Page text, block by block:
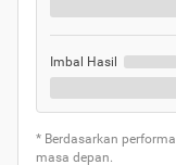
Imbal Hasil
* Berdasarkan
masa depan.